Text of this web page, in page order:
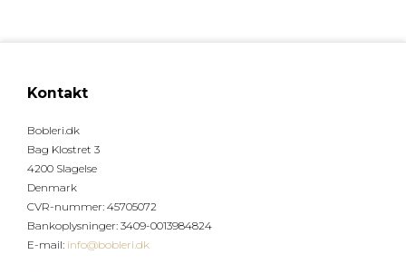
Kontakt
Bobleri.dk
Bag Klostret 3
4200 Slagelse
Denmark
CVR-nummer: 45705072
Bankoplysninger: 3409-0013984824
E-mail: info@bobleri.dk